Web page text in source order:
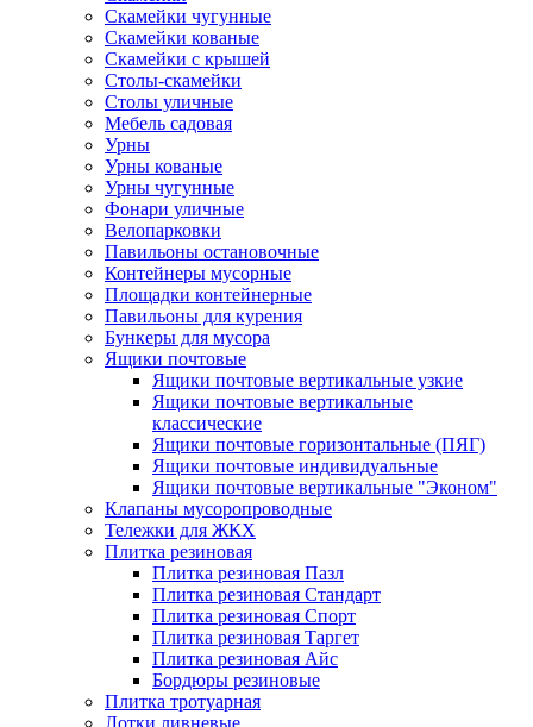
Скамейки чугунные
Скамейки кованые
Скамейки с крышей
Столы-скамейки
Столы уличные
Мебель садовая
Урны
Урны кованые
Урны чугунные
Фонари уличные
Велопарковки
Павильоны остановочные
Контейнеры мусорные
Площадки контейнерные
Павильоны для курения
Бункеры для мусора
Ящики почтовые
Ящики почтовые вертикальные узкие
Ящики почтовые вертикальные
классические
Ящики почтовые горизонтальные (ПЯГ)
Ящики почтовые индивидуальные
Ящики почтовые вертикальные "Эконом"
Клапаны мусоропроводные
Тележки для ЖКХ
Плитка резиновая
Плитка резиновая Пазл
Плитка резиновая Стандарт
Плитка резиновая Спорт
Плитка резиновая Таргет
Плитка резиновая Айс
Бордюры резиновые
Плитка тротуарная
Лотки ливневые